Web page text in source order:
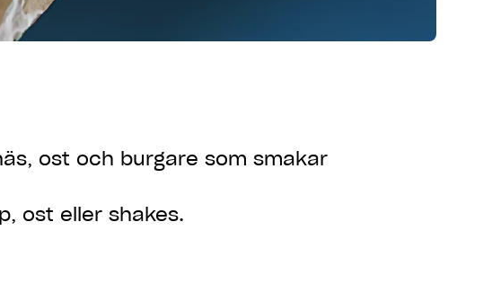
ost och burgare som smakar
ost eller shakes.